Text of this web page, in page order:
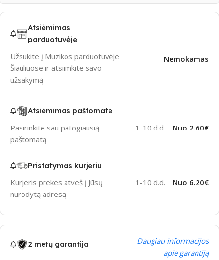
Atsiėmimas
parduotuvėje
Užsukite į Muzikos parduotuvėje
Šiauliuose ir atsiimkite savo
užsakymą
Nemokamas
Atsiėmimas paštomate
Pasirinkite sau patogiausią
paštomatą
1-10 d.d. Nuo 2.60€
Pristatymas kurjeriu
Kurjeris prekes atveš į Jūsų
nurodytą adresą
1-10 d.d. Nuo 6.20€
2 metų garantija
Daugiau informacijos
apie garantiją